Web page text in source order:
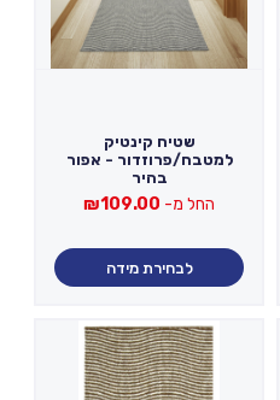
שטיח קינטיק
למטבח/פרוזדור - אפור
בהיר
החל מ- ₪109.00
לבחירת מידה